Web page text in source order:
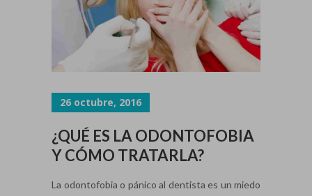
26 octubre, 2016
¿QUÉ ES LA ODONTOFOBIA
Y CÓMO TRATARLA?
La odontofobia o pánico al dentista es un miedo